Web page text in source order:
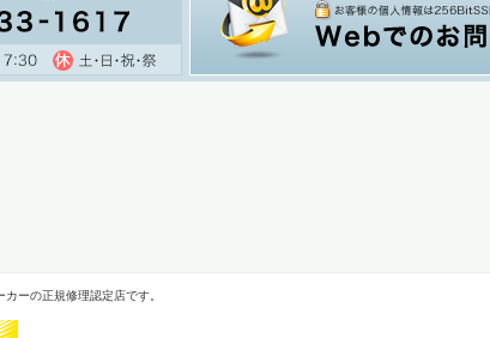
ーの正規修理認定店です。